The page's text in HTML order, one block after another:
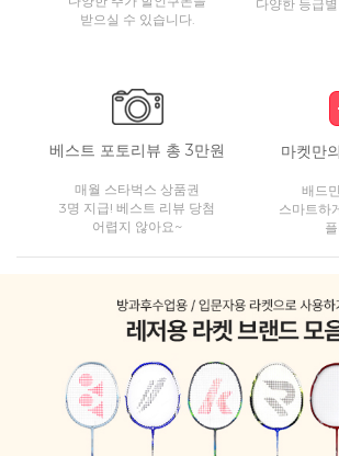
받으실 수 있습니다.
다양한 등급
베스트 포토리뷰 총 3만원
매월 스타벅스 상품권
3명 지급! 베스트 리뷰 당첨
어렵지 않아요~
마켓만
배드
스마트하